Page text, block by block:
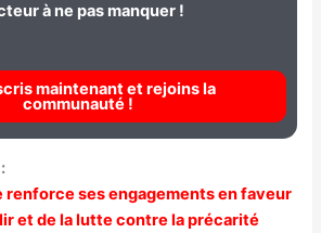
à ne pas manquer !
maintenant et rejoins la
communauté !
renforce ses engagements en faveur
et de la lutte contre la précarité